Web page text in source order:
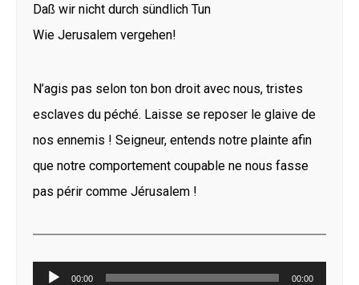
Daß wir nicht durch sündlich Tun
Wie Jerusalem vergehen!
N’agis pas selon ton bon droit avec nous, tristes
esclaves du péché. Laisse se reposer le glaive de
nos ennemis ! Seigneur, entends notre plainte afin
que notre comportement coupable ne nous fasse
pas périr comme Jérusalem !
Lecteur 00:00 00:00